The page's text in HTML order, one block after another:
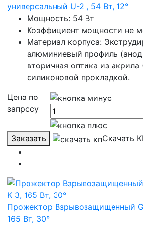
универсальный U-2 , 54 Вт, 12°
Мощность: 54 Вт
Коэффициент мощности не
Материал корпуса:
алюминиевый профиль
вторичная оптика из
силиконовой прокладкой.
Цена по
запросу
Заказать Скачать
Прожектор Взрывозащищенный
165 Вт, 30°